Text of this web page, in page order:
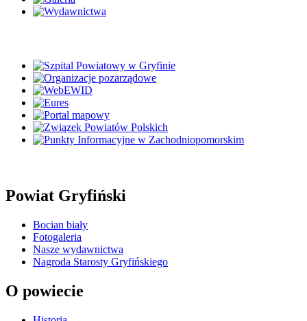
Powiat Gryfiński
Bocian biały
Fotogaleria
Nasze wydawnictwa
Nagroda Starosty Gryfińskiego
O powiecie